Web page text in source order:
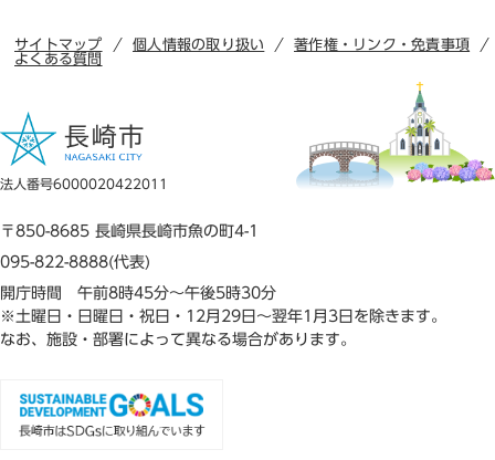
サイトマップ 個人情報の取り扱い
著作権・リンク・免責事項
よくある質問
法人番号6000020422011
〒850-8685 長崎県長崎市魚の町4-1
095-822-8888(代表)
開庁時間 午前8時45分～午後5時30分
※土曜日・日曜日・祝日・12月29日～翌年1月3日を除きます。
なお、施設・部署によって異なる場合があります。